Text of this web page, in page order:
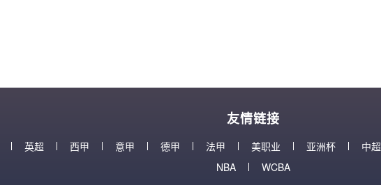
友情链接
英超 西甲 意甲 德甲 法甲 美职业 亚洲杯 中超
NBA
WCBA